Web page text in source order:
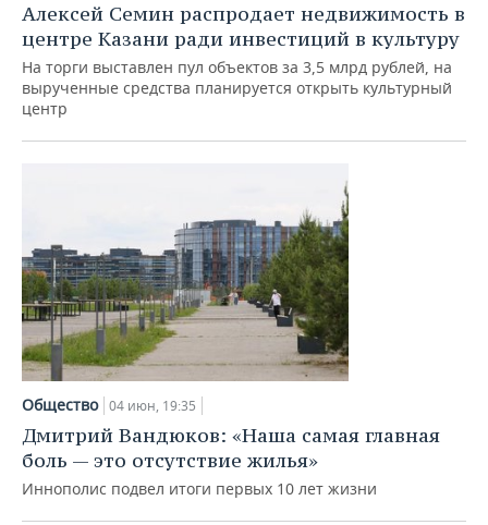
Алексей Семин распродает недвижимость в
центре Казани ради инвестиций в культуру
На торги выставлен пул объектов за 3,5 млрд рублей, на
вырученные средства планируется открыть культурный
центр
Общество 04 июн, 19:35
Дмитрий Вандюков: «Наша самая главная
боль — это отсутствие жилья»
Иннополис подвел итоги первых 10 лет жизни